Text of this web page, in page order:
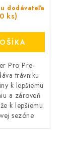
dodávateľa
ks)
Pro Pre-
trávniku
k lepšiemu
a zároveň
k lepšiemu
sezóne.